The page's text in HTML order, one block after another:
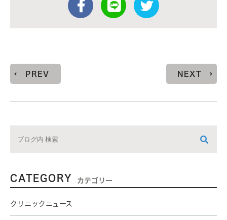
PREV NEXT
CATEGORY カテゴリー
クリニックニュース